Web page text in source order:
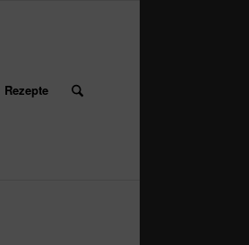
Rezepte